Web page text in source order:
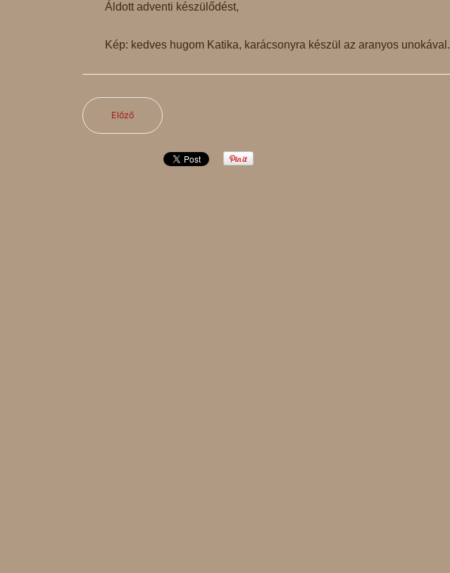
Áldott adventi készülődést,
Kép: kedves hugom Katika, karácsonyra készül az aranyos unokával.
Előző